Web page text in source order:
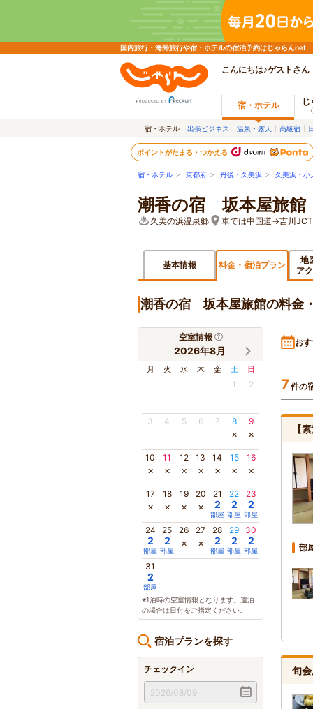
国内旅行・海外旅行や宿・ホテルの宿泊予約はじゃらんnet
こんにちは♪ゲストさん
宿・ホテル じ
宿・ホテル 出張ビジネス 温泉・露天 高級宿
ポイントがたまる・つかえる
宿・ホテル > 京都府 > 丹後・久美浜 > 久美浜・小
潮香の宿 坂本屋旅館
久美の浜温泉郷 車では中国道→吉川
基本情報 料金・宿泊プラン
地
ア
潮香の宿 坂本屋旅館の料金
空室情報
2026年8月
月 火 水 木 金 土 日
1 2
3 4 5 6 7 8
×
9
×
10
×
11
×
12
×
13
×
14
×
15
×
16
×
17
×
18
×
19
×
20
×
21
2
部屋
22
2
部屋
23
2
部屋
24
2
部屋
25
2
部屋
26
×
27
×
28
2
部屋
29
2
部屋
30
2
部屋
31
2
部屋
※1泊時の空室情報となります。連泊
の場合は日付をご指定ください。
宿泊プランを探す
チェックイン
お
7 件の
【
部
旬